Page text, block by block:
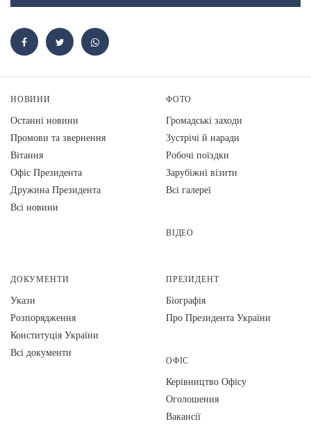
НОВИНИ
Останні новини
Промови та звернення
Вiтання
Офіс Президента
Дружина Президента
Всі новини
ФОТО
Громадські заходи
Зустрічі й наради
Робочі поїздки
Зарубіжні візити
Всі галереї
ВІДЕО
ДОКУМЕНТИ
Укази
Розпорядження
Конституція України
Всі документи
ПРЕЗИДЕНТ
Біографія
Про Президента України
ОФІС
Керівництво Офісу
Оголошення
Вакансії